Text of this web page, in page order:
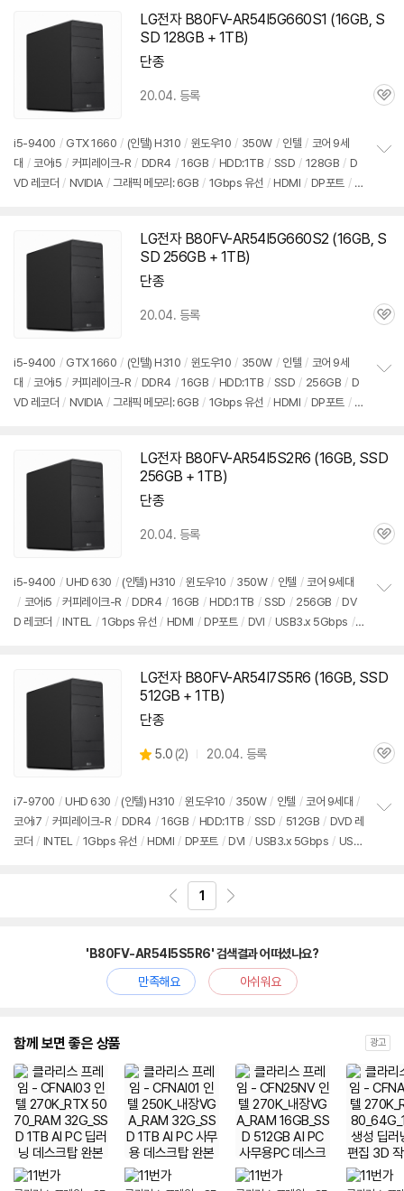
기
LG전자 B80FV-AR54I5G660S1 (16GB, S
SD 128GB + 1TB)
단종
20.04. 등록
관
i5-9400 / GTX 1660 / (인텔) H310 / 윈도우10 / 350W / 인텔 / 코어 9세
대 / 코어i5 / 커피레이크-R / DDR4 / 16GB / HDD:1TB / SSD / 128GB / D
VD 레코더 / NVIDIA / 그래픽 메모리: 6GB / 1Gbps 유선 / HDMI / DP포트 / D
기
LG전자 B80FV-AR54I5G660S2 (16GB, S
SD 256GB + 1TB)
단종
20.04. 등록
관
i5-9400 / GTX 1660 / (인텔) H310 / 윈도우10 / 350W / 인텔 / 코어 9세
대 / 코어i5 / 커피레이크-R / DDR4 / 16GB / HDD:1TB / SSD / 256GB / D
VD 레코더 / NVIDIA / 그래픽 메모리: 6GB / 1Gbps 유선 / HDMI / DP포트 / D
기
LG전자 B80FV-AR54I5S2R6 (16GB, SSD
256GB + 1TB)
단종
20.04. 등록
관
i5-9400 / UHD 630 / (인텔) H310 / 윈도우10 / 350W / 인텔 / 코어 9세대
/ 코어i5 / 커피레이크-R / DDR4 / 16GB / HDD:1TB / SSD / 256GB / DV
D 레코더 / INTEL / 1Gbps 유선 / HDMI / DP포트 / DVI / USB3.x 5Gbps /
기
LG전자 B80FV-AR54I7S5R6 (16GB, SSD
512GB + 1TB)
단종
별
5.0 (상
2) 20.04. 등록
관
i7-9700 / UHD 630 / (인텔) H310 / 윈도우10 / 350W / 인텔 / 코어 9세대 /
코어i7 / 커피레이크-R / DDR4 / 16GB / HDD:1TB / SSD / 512GB / DVD 레
코더 / INTEL / 1Gbps 유선 / HDMI / DP포트 / DVI / USB3.x 5Gbps / USB
1
'B80FV-AR54I5S5R6' 검색결과 어떠셨나요?
만족해요
아쉬워요
함께 보면 좋은 상품 광고